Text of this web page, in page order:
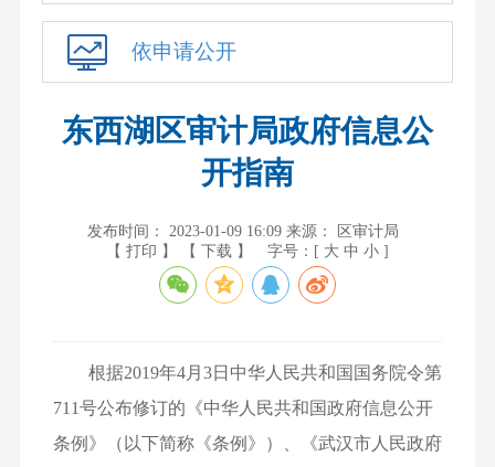
依申请公开
东西湖区审计局政府信息公
开指南
发布时间： 2023-01-09 16:09 来源： 区审计局
【 打印 】
【 下载 】 字号：[ 大 中 小 ]
根据2019年4月3日中华人民共和国国务院令第
711号公布修订的《中华人民共和国政府信息公开
条例》（以下简称《条例》）、《武汉市人民政府